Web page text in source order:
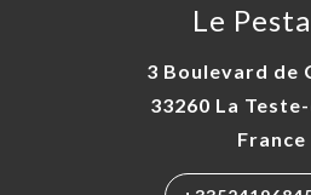
Le
3 Boulevard de
33260 La
France